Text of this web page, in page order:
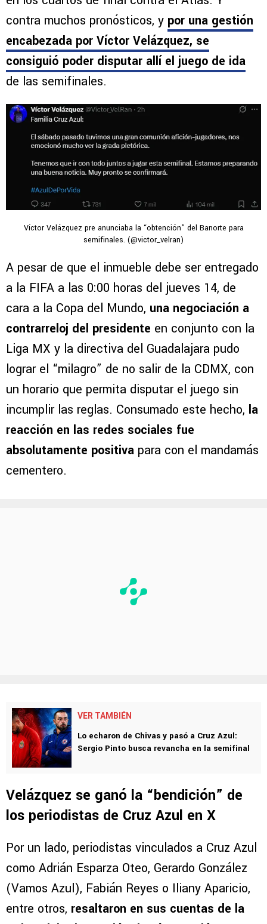
contra muchos pronósticos, y por una gestión
encabezada por Víctor Velázquez, se
consiguió poder disputar allí el juego de ida
de las semifinales.
Víctor Velázquez pre anunciaba la “obtención” del Banorte para
semifinales. (@victor_velran)
A pesar de que el inmueble debe ser entregado
a la FIFA a las 0:00 horas del jueves 14, de
cara a la Copa del Mundo, una negociación a
contrarreloj del presidente en conjunto con la
Liga MX y la directiva del Guadalajara pudo
lograr el “milagro” de no salir de la CDMX, con
un horario que permita disputar el juego sin
incumplir las reglas. Consumado este hecho, la
reacción en las redes sociales fue
absolutamente positiva para con el mandamás
cementero.
VER TAMBIÉN
Lo echaron de Chivas y pasó a Cruz Azul:
Sergio Pinto busca revancha en la semifinal
Velázquez se ganó la “bendición” de
los periodistas de Cruz Azul en X
Por un lado, periodistas vinculados a Cruz Azul
como Adrián Esparza Oteo, Gerardo González
(Vamos Azul), Fabián Reyes o Iliany Aparicio,
entre otros, resaltaron en sus cuentas de la